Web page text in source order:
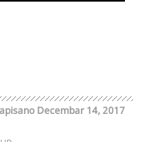
Decembar 14, 2017